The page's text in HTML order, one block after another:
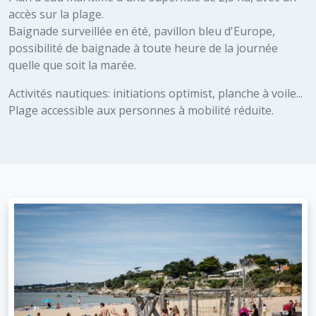
accès sur la plage.
Baignade surveillée en été, pavillon bleu d'Europe,
possibilité de baignade à toute heure de la journée
quelle que soit la marée.
Activités nautiques: initiations optimist, planche à voile...
Plage accessible aux personnes à mobilité réduite.